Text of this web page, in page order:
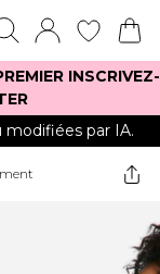
INSCRIVEZ-
modifiées par IA.